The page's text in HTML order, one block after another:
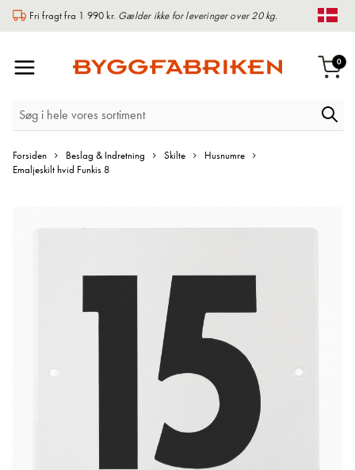
Fri fragt fra 1 990 kr. Gælder ikke for leveringer over 20 kg.
0
Forsiden Beslag & Indretning Skilte
Husnumre
Emaljeskilt hvid Funkis 8